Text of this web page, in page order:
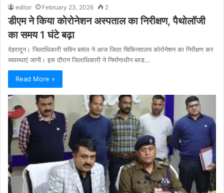
editor February 23, 2026 2
डीएम ने किया कोरोनेशन अस्पताल का निरीक्षण, पैथोलॉजी
का समय 1 घंटे बढ़ा
देहरादून। जिलाधिकारी सविन बसंल ने आज जिला चिकित्सालय कोरोनेशन का निरीक्षण कर
व्यवस्थाएं जानी। इस दौरान जिलाधिकारी ने निर्माणाधीन ब्लड…
Read More »